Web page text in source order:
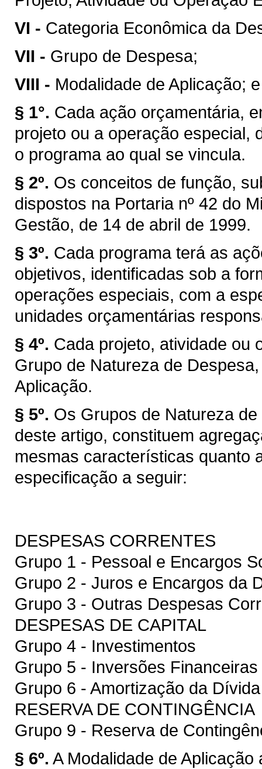
VI - Categoria Econômica da
VII - Grupo de Despesa;
VIII - Modalidade de Aplicação; e
§ 1°. Cada ação orçamentária,
projeto ou a operação especial,
o programa ao qual se vincula.
§ 2º. Os conceitos de função,
dispostos na Portaria nº 42 do
Gestão, de 14 de abril de 1999.
§ 3º. Cada programa terá as
objetivos, identificadas sob a
operações especiais, com a
unidades orçamentárias
§ 4º. Cada projeto, atividade ou
Grupo de Natureza de
Aplicação.
§ 5º. Os Grupos de Natureza
deste artigo, constituem
mesmas características quanto
especificação a seguir:
DESPESAS CORRENTES
Grupo 1 - Pessoal e Encargos
Grupo 2 - Juros e Encargos da
Grupo 3 - Outras Despesas
DESPESAS DE CAPITAL
Grupo 4 - Investimentos
Grupo 5 - Inversões Financeiras
Grupo 6 - Amortização da Dívida
RESERVA DE CONTINGÊNCIA
Grupo 9 - Reserva de
§ 6º. A Modalidade de